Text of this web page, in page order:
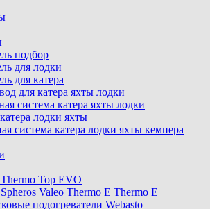
подбор
для лодки
для катера
для катера яхты лодки
система катера яхты лодки
лодки яхты
система катера лодки яхты кемпера
Thermo Top EVO
Valeo Thermo E Thermo E+
подогреватели Webasto